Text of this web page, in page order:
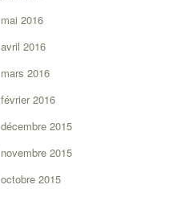
mai 2016
avril 2016
mars 2016
février 2016
décembre 2015
novembre 2015
octobre 2015